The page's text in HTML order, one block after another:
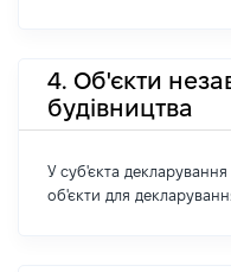
4. Об'єкти
будівництва
У суб'єкта декларування
об'єкти для